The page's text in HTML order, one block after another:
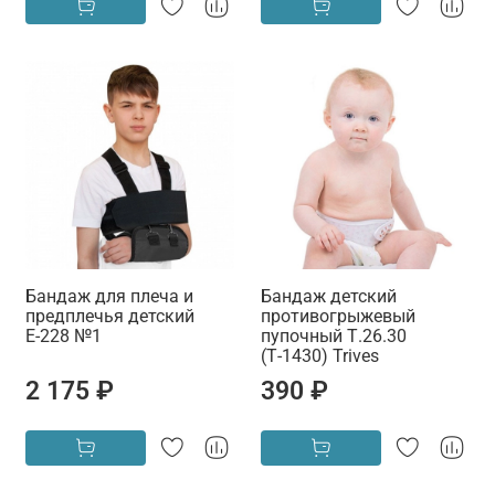
Бандаж для плеча и
предплечья детский
Е-228 №1
2 175 ₽
Бандаж детский
противогрыжевый
пупочный Т.26.30
(Т-1430) Trives
390 ₽